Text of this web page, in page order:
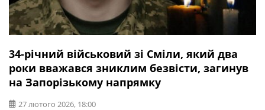
34-річний військовий зі Сміли, який два
роки вважався зниклим безвісти, загинув
на Запорізькому напрямку
27 лютого 2026, 18:00